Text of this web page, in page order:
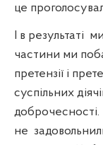
це
І в результаті
частини ми
претензії і
суспільних
доброчесності.
не